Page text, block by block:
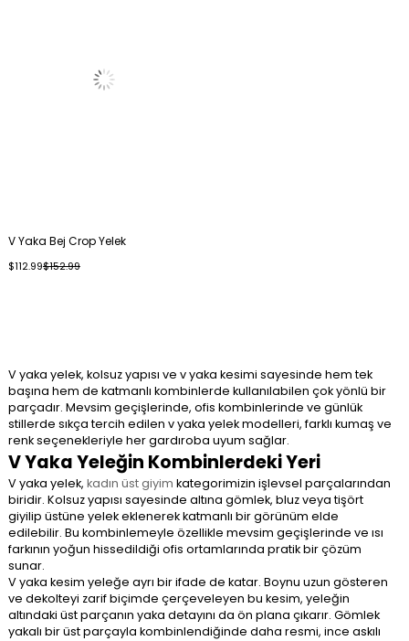
V Yaka Bej Crop Yelek
$112.99$152.99
V yaka yelek, kolsuz yapısı ve v yaka kesimi sayesinde hem tek
başına hem de katmanlı kombinlerde kullanılabilen çok yönlü bir
parçadır. Mevsim geçişlerinde, ofis kombinlerinde ve günlük
stillerde sıkça tercih edilen v yaka yelek modelleri, farklı kumaş ve
renk seçenekleriyle her gardıroba uyum sağlar.
V Yaka Yeleğin Kombinlerdeki Yeri
V yaka yelek, kadın üst giyim kategorimizin işlevsel parçalarından
biridir. Kolsuz yapısı sayesinde altına gömlek, bluz veya tişört
giyilip üstüne yelek eklenerek katmanlı bir görünüm elde
edilebilir. Bu kombinlemeyle özellikle mevsim geçişlerinde ve ısı
farkının yoğun hissedildiği ofis ortamlarında pratik bir çözüm
sunar.
V yaka kesim yeleğe ayrı bir ifade de katar. Boynu uzun gösteren
ve dekolteyi zarif biçimde çerçeveleyen bu kesim, yeleğin
altındaki üst parçanın yaka detayını da ön plana çıkarır. Gömlek
yakalı bir üst parçayla kombinlendiğinde daha resmi, ince askılı